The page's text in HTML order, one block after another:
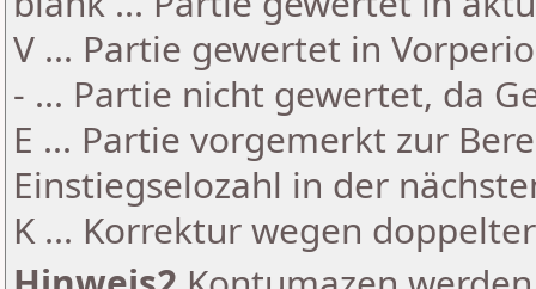
V ... Partie gewertet in
- ... Partie nicht gewertet, da
E ... Partie vorgemerkt zur
Einstiegselozahl in der
K ... Korrektur wegen